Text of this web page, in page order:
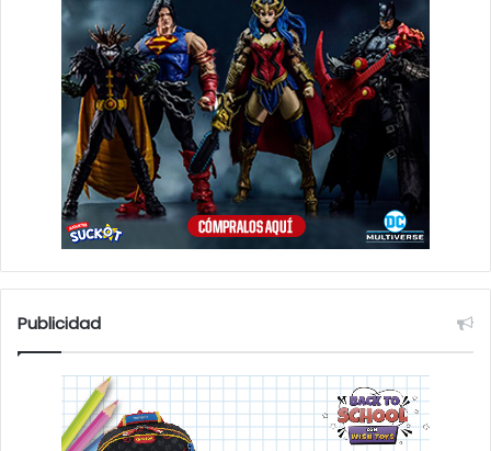
Publicidad